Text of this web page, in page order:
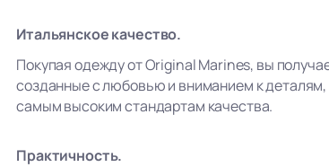
Итальянское качество.
Покупая одежду от Original Marines, вы
созданные с любовью и вниманием к
самым высоким стандартам качества.
Практичность.